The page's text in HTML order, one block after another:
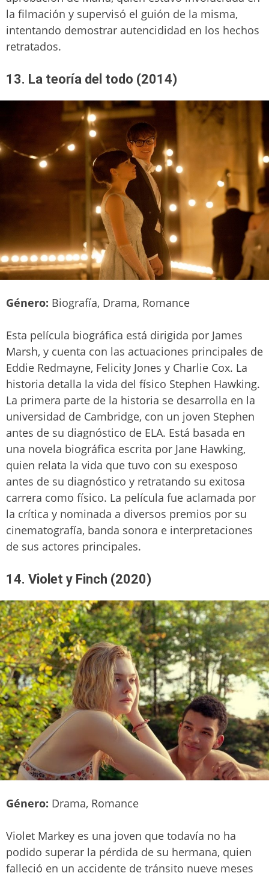
la filmación y supervisó el guión de la misma,
intentando demostrar autencididad en los hechos
retratados.
13. La teoría del todo (2014)
Género: Biografía, Drama, Romance
Esta película biográfica está dirigida por James
Marsh, y cuenta con las actuaciones principales de
Eddie Redmayne, Felicity Jones y Charlie Cox. La
historia detalla la vida del físico Stephen Hawking.
La primera parte de la historia se desarrolla en la
universidad de Cambridge, con un joven Stephen
antes de su diagnóstico de ELA. Está basada en
una novela biográfica escrita por Jane Hawking,
quien relata la vida que tuvo con su exesposo
antes de su diagnóstico y retratando su exitosa
carrera como físico. La película fue aclamada por
la crítica y nominada a diversos premios por su
cinematografía, banda sonora e interpretaciones
de sus actores principales.
14. Violet y Finch (2020)
Género: Drama, Romance
Violet Markey es una joven que todavía no ha
podido superar la pérdida de su hermana, quien
falleció en un accidente de tránsito nueve meses